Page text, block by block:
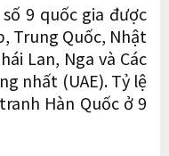
9 quốc gia được
Trung Quốc, Nhật
Lan, Nga và Các
nhất (UAE). Tỷ lệ
Hàn Quốc ở 9